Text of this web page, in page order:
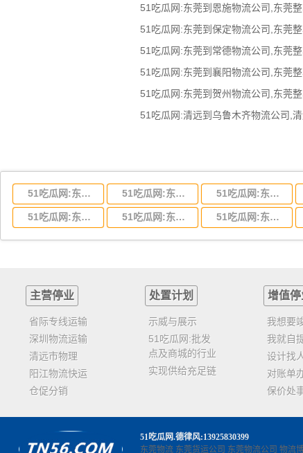
51吃瓜网:东莞到湖北省物流专线,东莞到湖北省物流公司 51吃瓜网:东莞到河南省物流专线,东莞到河南省物流公司 51吃瓜网:东莞到湖南省物流专线,东莞到湖南省物流公司
51吃瓜网:东莞到云南省物流运输,东莞到云南省物流公司 51吃瓜网:东莞到江西省物流专线,东莞到江西省物流公司 51吃瓜网:东莞到安徽省物流专线,东莞到安徽省物流公司
主营停业
省际专线运输
深圳物流运输
清远市物理
阳江物流快运
仓促分销
处置计划
示威与展示
51吃瓜网:批发
点及商城的行业
实现供给充足链
增值停
我想要
我就自
设计找
对账单
保价处
51吃瓜网.德律风:13925830399
东莞物流 东莞货运公司 东莞物流公司 物流